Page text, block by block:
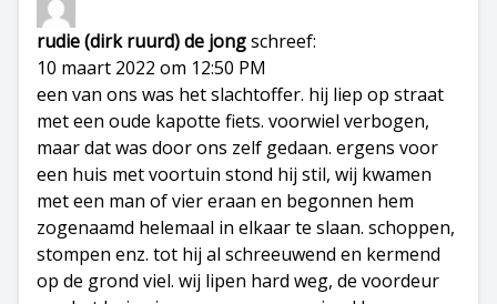
rudie (dirk ruurd) de jongschreef:
10 maart 2022 om 12:50 PM
een van ons was het slachtoffer. hij liep op straat
met een oude kapotte fiets. voorwiel verbogen,
maar dat was door ons zelf gedaan. ergens voor
een huis met voortuin stond hij stil, wij kwamen
met een man of vier eraan en begonnen hem
zogenaamd helemaal in elkaar te slaan. schoppen,
stompen enz. tot hij al schreeuwend en kermend
op de grond viel. wij lipen hard weg, de voordeur